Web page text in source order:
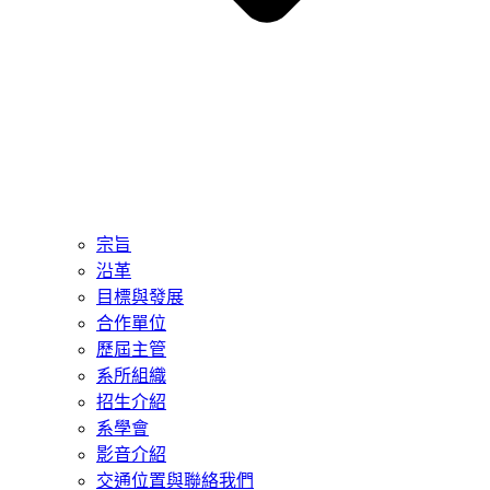
宗旨
沿革
目標與發展
合作單位
歷屆主管
系所組織
招生介紹
系學會
影音介紹
交通位置與聯絡我們